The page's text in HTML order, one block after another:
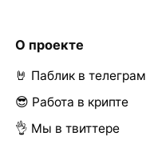
О проекте
🤘 Паблик в телеграм
😎 Работа в крипте
👌 Мы в твиттере